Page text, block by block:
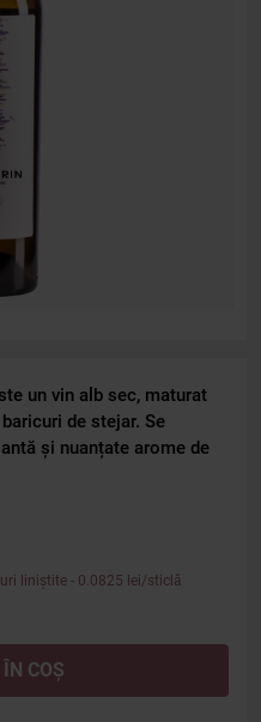
un vin alb sec, maturat
de stejar. Se
și nuanțate arome de
liniștite - 0.0825 lei/sticlă
COȘ